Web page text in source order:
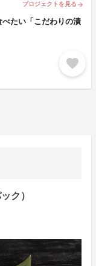
プロジェクトを見る arrow_forward
べたい「こだわりの漬
favorite
ク）